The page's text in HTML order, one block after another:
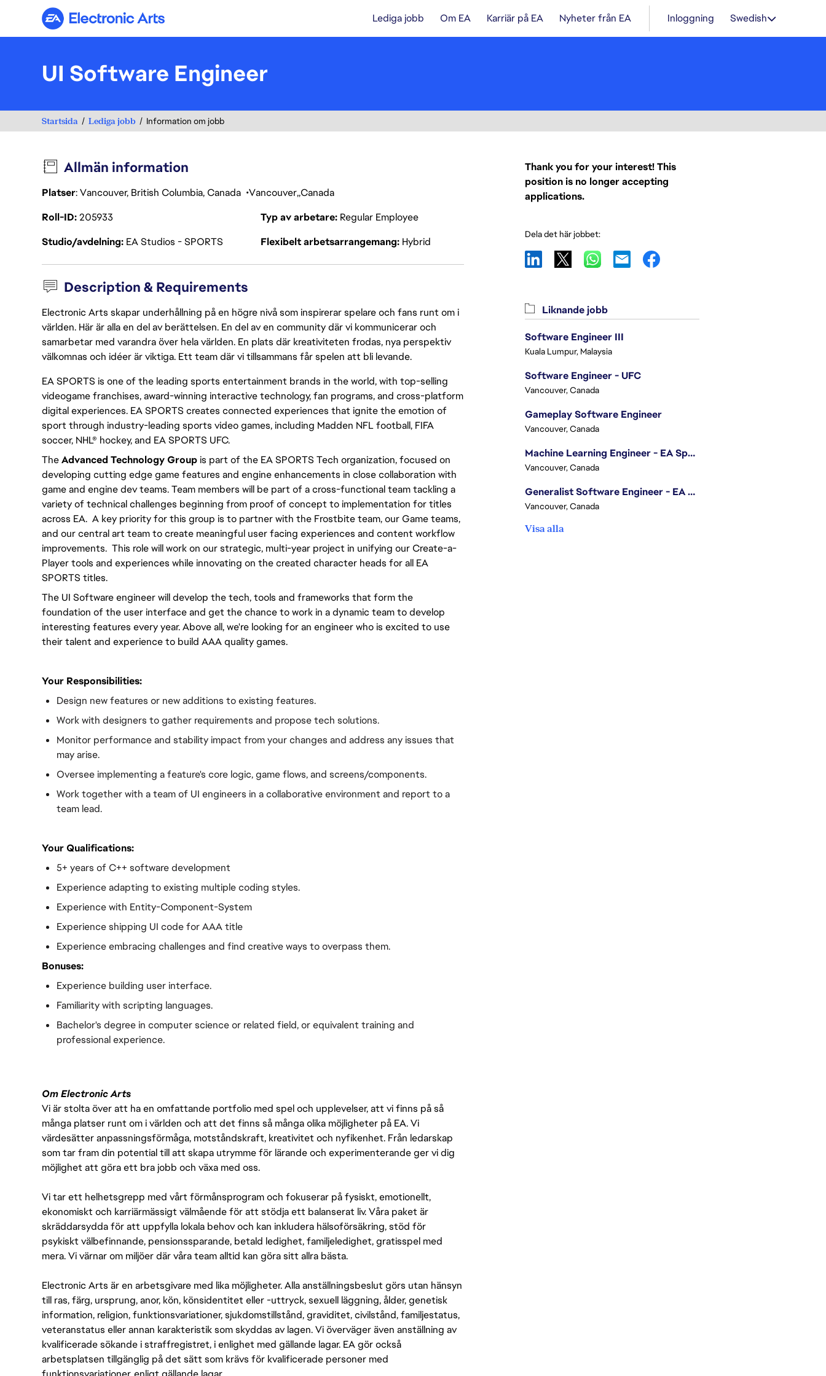
Electronic Arts Lediga jobb Om EA Karriär på EA Nyheter från EA Inloggning Swedish
UI Software Engineer
Startsida Lediga jobb Information om jobb
Allmän information
Platser: Vancouver, British Columbia, Canada Vancouver Canada
Roll-ID205933 Typ av arbetare Regular Employee
Studio/avdelning EA Studios - SPORTS Flexibelt arbetsarrangemang Hybrid
Description & Requirements
Electronic Arts skapar underhållning på en högre nivå som inspirerar spelare och fans runt om i
världen. Här är alla en del av berättelsen. En del av en community där vi kommunicerar och
samarbetar med varandra över hela världen. En plats där kreativiteten frodas, nya perspektiv
välkomnas och idéer är viktiga. Ett team där vi tillsammans får spelen att bli levande.
EA SPORTS is one of the leading sports entertainment brands in the world, with top-selling
videogame franchises, award-winning interactive technology, fan programs, and cross-platform
digital experiences. EA SPORTS creates connected experiences that ignite the emotion of
sport through industry-leading sports video games, including Madden NFL football, FIFA
soccer, NHL® hockey, and EA SPORTS UFC.
TheAdvanced Technology Groupis part of the EA SPORTS Tech organization, focused on
developing cutting edge game features and engine enhancements in close collaboration with
game and engine dev teams. Team members will be part of a cross-functional team tackling a
variety of technical challenges beginning from proof of concept to implementation for titles
across EA. A key priority for this group is to partner with the Frostbite team, our Game teams,
and our central art team to create meaningful user facing experiences and content workflow
improvements. This role will work on our strategic, multi-year project in unifying our Create-a-
Player tools and experiences while innovating on the created character heads for all EA
SPORTS titles.
The UI Software engineer will develop the tech, tools and frameworks that form the
foundation of the user interface and get the chance to work in a dynamic team to develop
interesting features every year. Above all, we're looking for an engineer who is excited to use
their talent and experience to build AAA quality games.
Your Responsibilities:
Design new features or new additions to existing features.
Work with designers to gather requirements and propose tech solutions.
Monitor performance and stability impact from your changes and address any issues that
may arise.
Oversee implementing a feature's core logic, game flows, and screens/components.
Work together with a team of UI engineers in a collaborative environment and report to a
team lead.
Your Qualifications:
5+ years of C++ software development
Experience adapting to existing multiple coding styles.
Experience with Entity-Component-System
Experience shipping UI code for AAA title
Experience embracing challenges and find creative ways to overpass them.
Bonuses:
Experience building user interface.
Familiarity with scripting languages.
Bachelor's degree in computer science or related field, or equivalent training and
professional experience.
Om Electronic Arts
Vi är stolta över att ha en omfattande portfolio med spel och upplevelser, att vi finns på så
många platser runt om i världen och att det finns så många olika möjligheter på EA. Vi
värdesätter anpassningsförmåga, motståndskraft, kreativitet och nyfikenhet. Från ledarskap
som tar fram din potential till att skapa utrymme för lärande och experimenterande ger vi dig
möjlighet att göra ett bra jobb och växa med oss.
Vi tar ett helhetsgrepp med vårt förmånsprogram och fokuserar på fysiskt, emotionellt,
ekonomiskt och karriärmässigt välmående för att stödja ett balanserat liv. Våra paket är
skräddarsydda för att uppfylla lokala behov och kan inkludera hälsoförsäkring, stöd för
psykiskt välbefinnande, pensionssparande, betald ledighet, familjeledighet, gratisspel med
mera. Vi värnar om miljöer där våra team alltid kan göra sitt allra bästa.
Electronic Arts är en arbetsgivare med lika möjligheter. Alla anställningsbeslut görs utan hänsyn
till ras, färg, ursprung, anor, kön, könsidentitet eller -uttryck, sexuell läggning, ålder, genetisk
information, religion, funktionsvariationer, sjukdomstillstånd, graviditet, civilstånd, familjestatus,
veteranstatus eller annan karakteristik som skyddas av lagen. Vi överväger även anställning av
kvalificerade sökande i straffregistret, i enlighet med gällande lagar. EA gör också
arbetsplatsen tillgänglig på det sätt som krävs för kvalificerade personer med
Thank you for your interest! This
position is no longer accepting
applications.
Dela det här jobbet:
Liknande jobb
Software Engineer III
Kuala Lumpur, Malaysia
Software Engineer - UFC
Vancouver, Canada
Gameplay Software Engineer
Vancouver, Canada
Machine Learning Engineer - EA Sports FC
Vancouver, Canada
Generalist Software Engineer - EA Sports FC
Vancouver, Canada
Visa alla